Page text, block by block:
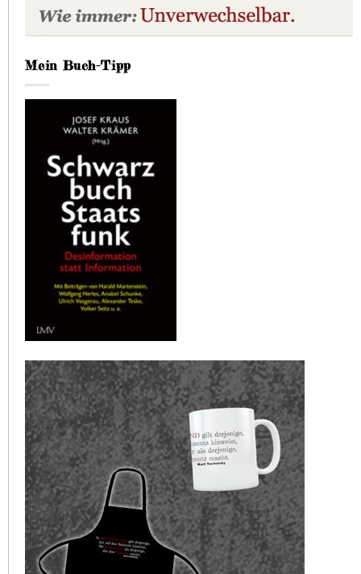
Mein Buch-Tipp